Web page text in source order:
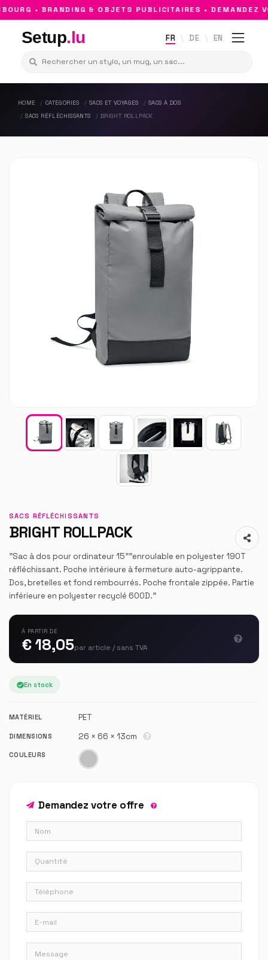
• BRANDING & OBJETS PUBLICITAIRES • DEMANDEZ
Setup.lu FR DE EN
HOME CATÉGORIES SACS ET VOYAGES
SACS À DOS
SACS RÉFLÉCHISSANTS
BRIGHT ROLLPACK
SACS RÉFLÉCHISSANTS
BRIGHT ROLLPACK
"Sac à dos pour ordinateur 15""enroulable en polyester 190T
réfléchissant. Poche intérieure à fermeture auto-agrippante.
Dos, bretelles et fond rembourrés. Poche frontale zippée. Partie
inférieure en polyester recyclé 600D."
À PARTIR DE
€ 18,05par article / sans TVA
En stock
MATÉRIEL PET
DIMENSIONS 26 × 66 × 13cm
COULEURS
Demandez votre offre